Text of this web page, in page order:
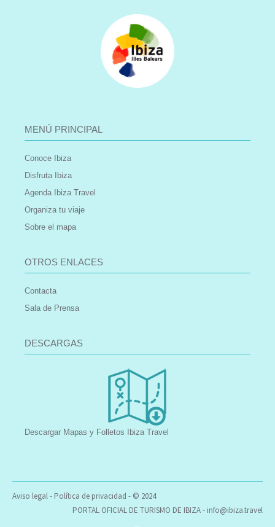
MENÚ PRINCIPAL
Conoce Ibiza
Disfruta Ibiza
Agenda Ibiza Travel
Organiza tu viaje
Sobre el mapa
OTROS ENLACES
Contacta
Sala de Prensa
DESCARGAS
Descargar Mapas y Folletos Ibiza Travel
Aviso legal- Política de privacidad - © 2024
PORTAL OFICIAL DE TURISMO DE IBIZA - info@ibiza.travel